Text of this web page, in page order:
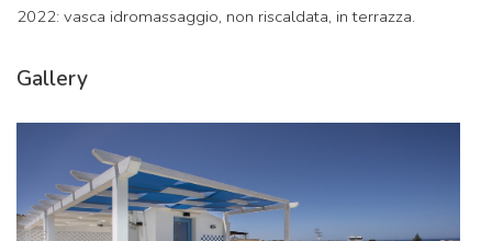
2022: vasca idromassaggio, non riscaldata, in terrazza.
Gallery